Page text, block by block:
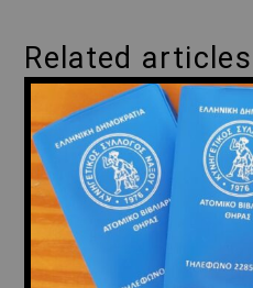
Related articles